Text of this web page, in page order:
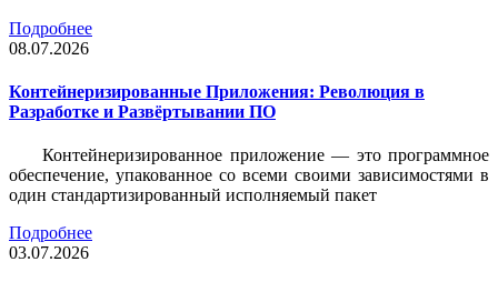
Подробнее
08.07.2026
Контейнеризированные Приложения: Революция в
Разработке и Развёртывании ПО
Контейнеризированное приложение — это программное
обеспечение, упакованное со всеми своими зависимостями в
один стандартизированный исполняемый пакет
Подробнее
03.07.2026